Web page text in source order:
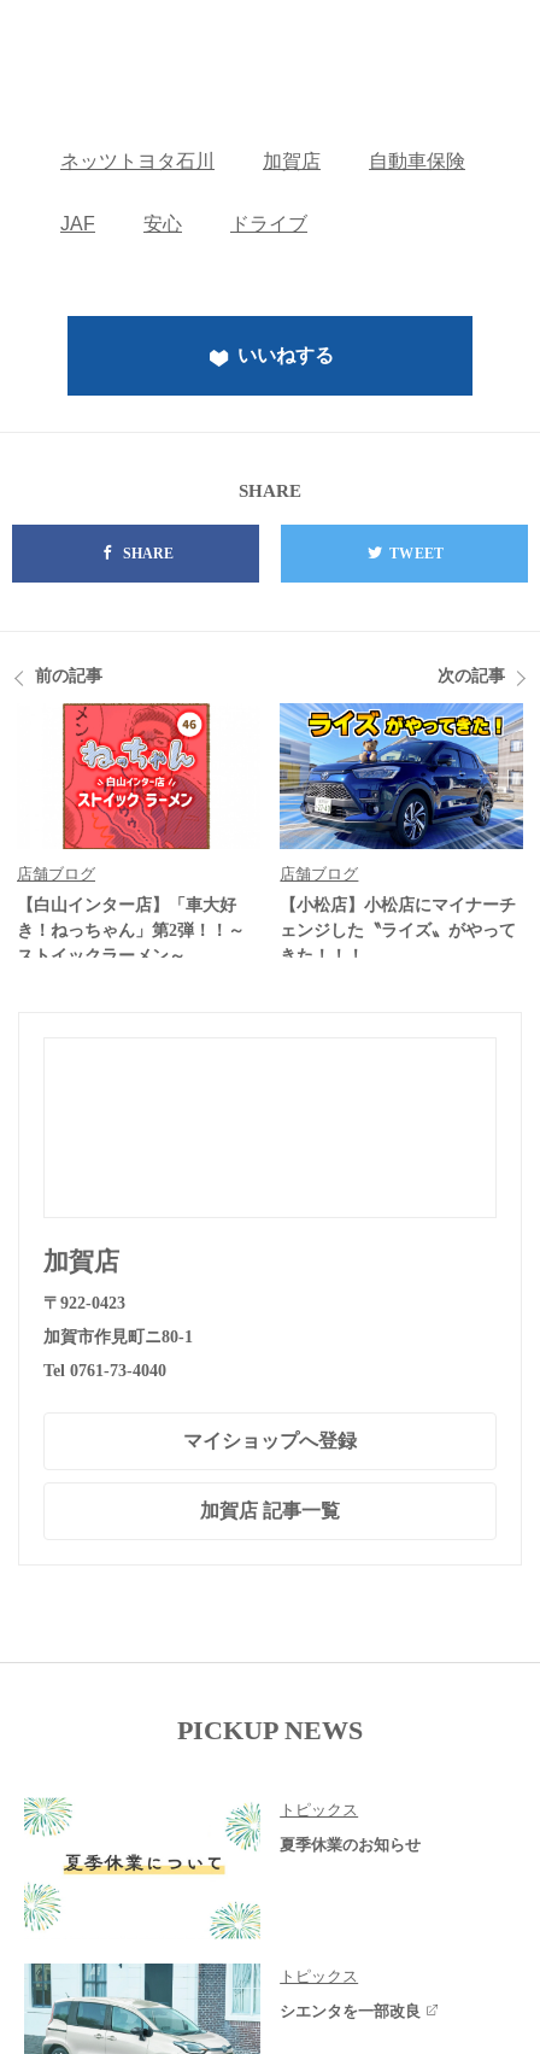
ネッツトヨタ石川 加賀店 自動車保険
JAF 安心 ドライブ
いいねする
SHARE
SHARE TWEET
前の記事
店舗ブログ
【白山インター店】「車大好
き！ねっちゃん」第2弾！！～
ストイックラーメン～
次の記事
店舗ブログ
【小松店】小松店にマイナーチ
ェンジした〝ライズ〟がやって
きた！！！
加賀店
〒922-0423
加賀市作見町ニ80-1
Tel 0761-73-4040
マイショップへ登録
加賀店 記事一覧
PICKUP NEWS
トピックス
夏季休業のお知らせ
トピックス
シエンタを一部改良